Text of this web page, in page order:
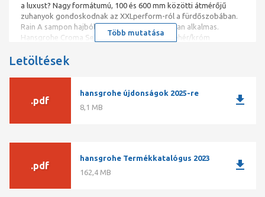
a luxust? Nagy formátumú, 100 és 600 mm közötti átmérőjű
zuhanyok gondoskodnak az XXLperform-ról a fürdőszobában.
Rain A sampon hajból való kiöblítésére kiválóan alkalmas.
Hansgrohe Croma Select E 1jet kézizuhany, fehér/króm
maximális átfolyási mennyiség (3 bar mellett): 16 l/perc belső
1 átfolyós vízmelegítőkhöz alkalmas
Több mutatása
Letöltések
.pdf
hansgrohe újdonságok 2025-re
8,1 MB
download
.pdf
hansgrohe Termékkatalógus 2023
162,4 MB
download